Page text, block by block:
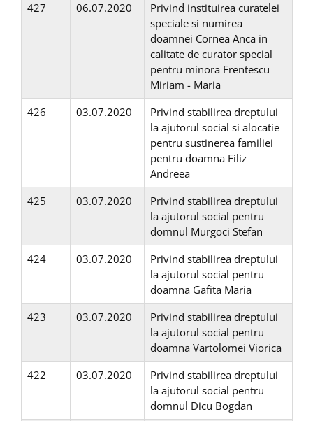
427
06.07.2020
Privind instituirea curatelei
speciale si numirea
doamnei Cornea Anca in
calitate de curator special
pentru minora Frentescu
Miriam - Maria
426
03.07.2020
Privind stabilirea dreptului
la ajutorul social si alocatie
pentru sustinerea familiei
pentru doamna Filiz
Andreea
425
03.07.2020
Privind stabilirea dreptului
la ajutorul social pentru
domnul Murgoci Stefan
424
03.07.2020
Privind stabilirea dreptului
la ajutorul social pentru
doamna Gafita Maria
423
03.07.2020
Privind stabilirea dreptului
la ajutorul social pentru
doamna Vartolomei Viorica
422
03.07.2020
Privind stabilirea dreptului
la ajutorul social pentru
domnul Dicu Bogdan